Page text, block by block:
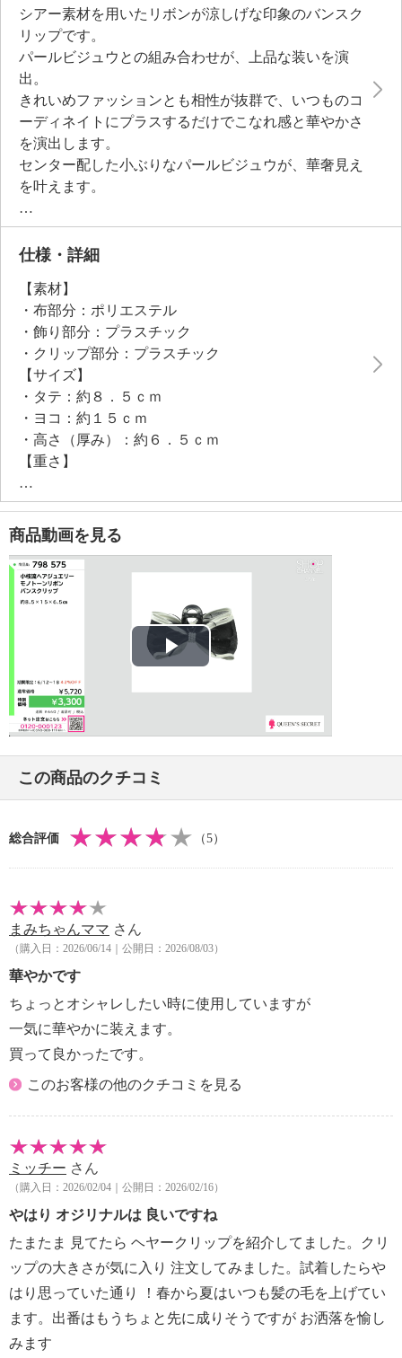
シアー素材を用いたリボンが涼しげな印象のバンスク
リップです。
パールビジュウとの組み合わせが、上品な装いを演
出。
きれいめファッションとも相性が抜群で、いつものコ
ーディネイトにプラスするだけでこなれ感と華やかさ
を演出します。
センター配した小ぶりなパールビジュウが、華奢見え
を叶えます。
髪を簡単にまとめることができ、忙しい時のアレンジ
にも使える便利なアイテム。
固定する力が強いため、髪をまとめた時にしっかりと
まとめ髪を作るのに時間がかからず、素早く髪を束ね
られます。
仕様・詳細
【素材】
・布部分：ポリエステル
・飾り部分：プラスチック
・クリップ部分：プラスチック
【サイズ】
・タテ：約８．５ｃｍ
・ヨコ：約１５ｃｍ
・高さ（厚み）：約６．５ｃｍ
【重さ】
・約３２ｇ
【個体差あり】
・個体差あり
【原産国（地）】
・中国製
商品動画を見る
Play
この商品のクチコミ
総合評価 （5）
まみちゃんママ さん
（購入日：2026/06/14｜公開日：2026/08/03）
華やかです
ちょっとオシャレしたい時に使用していますが
一気に華やかに装えます。
買って良かったです。
このお客様の他のクチコミを見る
ミッチー さん
（購入日：2026/02/04｜公開日：2026/02/16）
やはり オジリナルは 良いですね
たまたま 見てたら ヘヤークリップを紹介してました。クリ
ップの大きさが気に入り 注文してみました。試着したらや
はり思っていた通り ！春から夏はいつも髪の毛を上げてい
ます。出番はもうちょと先に成りそうですが お洒落を愉し
みます